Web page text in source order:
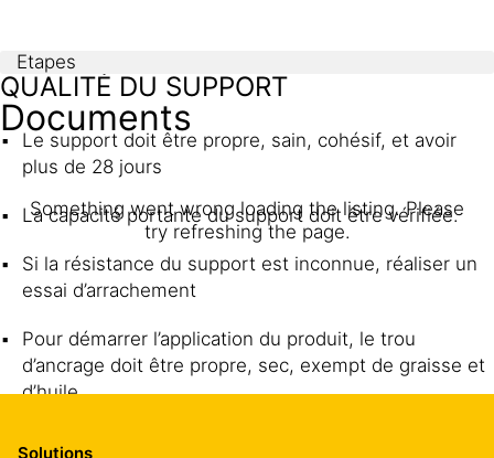
Etapes
QUALITÉ DU SUPPORT
Le support doit être propre, sain, cohésif, et avoir
plus de 28 jours
La capacité portante du support doit être vérifiée.
Si la résistance du support est inconnue, réaliser un
essai d’arrachement
Pour démarrer l’application du produit, le trou
d’ancrage doit être propre, sec, exempt de graisse et
d’huile, …
Documents
Something went wrong loading the listing. Please
try refreshing the page.
Solutions